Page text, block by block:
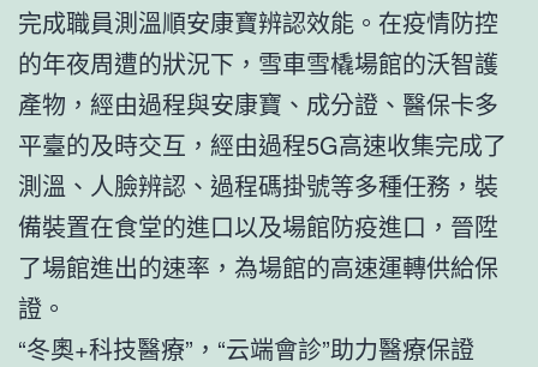
完成職員測溫順安康寶辨認效能。在疫情防控
的年夜周遭的狀況下，雪車雪橇場館的沃智護
產物，經由過程與安康寶、成分證、醫保卡多
平臺的及時交互，經由過程5G高速收集完成了
測溫、人臉辨認、過程碼掛號等多種任務，裝
備裝置在食堂的進口以及場館防疫進口，晉陞
了場館進出的速率，為場館的高速運轉供給保
證。
“冬奧+科技醫療”，“云端會診”助力醫療保證